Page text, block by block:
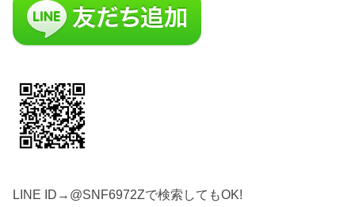
LINE ID→@SNF6972Zで検索してもOK!